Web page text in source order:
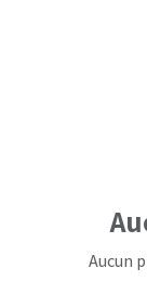
Aucun